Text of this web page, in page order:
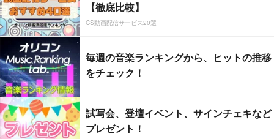
【徹底比較】
CS動画配信サービス20選
毎週の音楽ランキングから、ヒットの推移
をチェック！
試写会、登壇イベント、サインチェキなど
プレゼント！